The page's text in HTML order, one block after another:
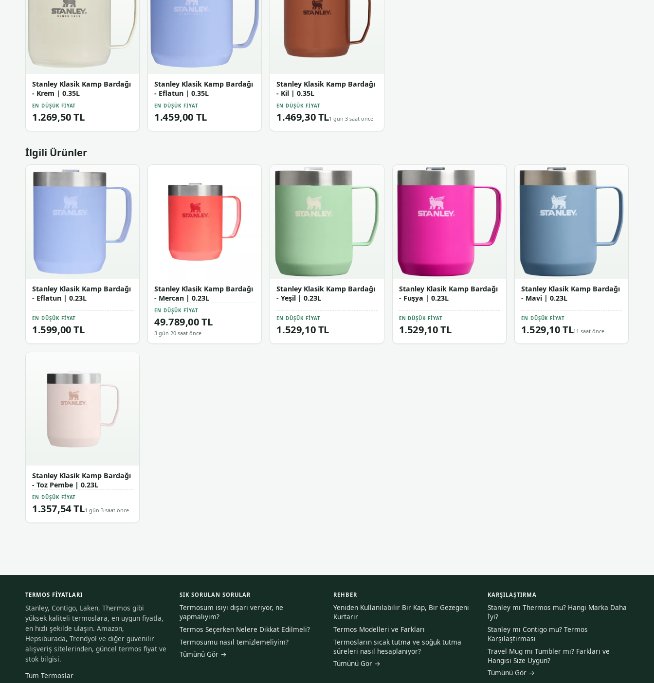
Stanley Klasik Kamp Bardağı
- Krem | 0.35L
EN DÜŞÜK FIYAT
1.269,50 TL
Stanley Klasik Kamp Bardağı
- Eflatun | 0.35L
EN DÜŞÜK FIYAT
1.459,00 TL
Stanley Klasik Kamp Bardağı
- Kil | 0.35L
EN DÜŞÜK FIYAT
1.469,30 TL1 gün 3 saat önce
İlgili Ürünler
Stanley Klasik Kamp Bardağı
- Eflatun | 0.23L
EN DÜŞÜK FIYAT
1.599,00 TL
Stanley Klasik Kamp Bardağı
- Mercan | 0.23L
EN DÜŞÜK FIYAT
49.789,00 TL
3 gün 20 saat önce
Stanley Klasik Kamp Bardağı
- Yeşil | 0.23L
EN DÜŞÜK FIYAT
1.529,10 TL
Stanley Klasik Kamp Bardağı
- Fuşya | 0.23L
EN DÜŞÜK FIYAT
1.529,10 TL
Stanley Klasik Kamp Bardağı
- Mavi | 0.23L
EN DÜŞÜK FIYAT
1.529,10 TL11 saat önce
Stanley Klasik Kamp Bardağı
- Toz Pembe | 0.23L
EN DÜŞÜK FIYAT
1.357,54 TL1 gün 3 saat önce
TERMOS FIYATLARI
Stanley, Contigo, Laken, Thermos gibi
yüksek kaliteli termoslara, en uygun fiyatla,
en hızlı şekilde ulaşın. Amazon,
Hepsiburada, Trendyol ve diğer güvenilir
alışveriş sitelerinden, güncel termos fiyat ve
stok bilgisi.
Tüm Termoslar
SIK SORULAN SORULAR
Termosum ısıyı dışarı veriyor, ne
yapmalıyım?
Termos Seçerken Nelere Dikkat Edilmeli?
Termosumu nasıl temizlemeliyim?
Tümünü Gör →
REHBER
Yeniden Kullanılabilir Bir Kap, Bir Gezegeni
Kurtarır
Termos Modelleri ve Farkları
Termosların sıcak tutma ve soğuk tutma
süreleri nasıl hesaplanıyor?
Tümünü Gör →
KARŞILAŞTIRMA
Stanley mı Thermos mu? Hangi Marka Daha
İyi?
Stanley mı Contigo mu? Termos
Karşılaştırması
Travel Mug mı Tumbler mı? Farkları ve
Hangisi Size Uygun?
Tümünü Gör →